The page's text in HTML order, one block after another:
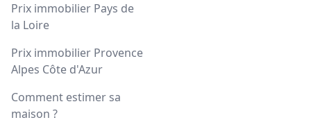
Prix immobilier Pays de
la Loire
Prix immobilier Provence
Alpes Côte d'Azur
Comment estimer sa
maison ?